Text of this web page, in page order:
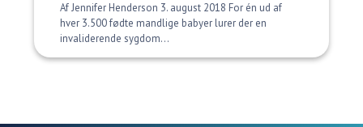
Af Jennifer Henderson 3. august 2018 For én ud af
hver 3.500 fødte mandlige babyer lurer der en
invaliderende sygdom...